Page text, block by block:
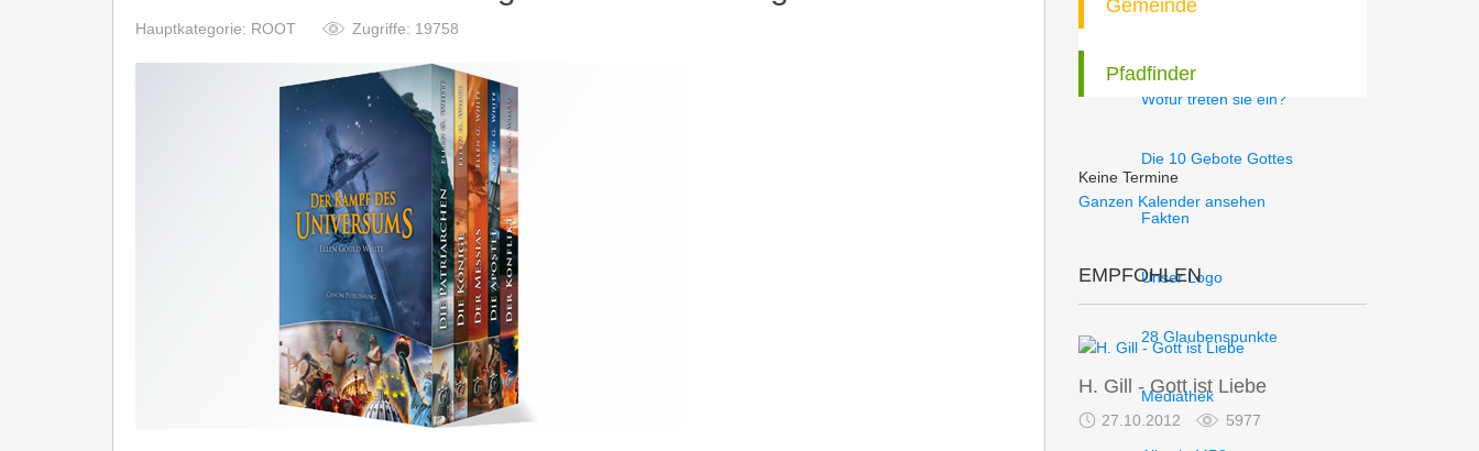
Wofür treten sie ein?
Die 10 Gebote Gottes
Fakten
Unser Logo
28 Glaubenspunkte
Mediathek
Hauptkategorie: ROOT Zugriffe: 19758
Gemeinde
Pfadfinder
Keine Termine
Ganzen Kalender ansehen
EMPFOHLEN
H. Gill - Gott ist Liebe
27.10.2012 5977